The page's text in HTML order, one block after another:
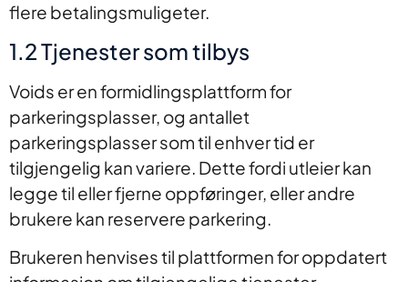
flere betalingsmuligeter.
1.2 Tjenester som tilbys
Voids er en formidlingsplattform for
parkeringsplasser, og antallet
parkeringsplasser som til enhver tid er
tilgjengelig kan variere. Dette fordi utleier kan
legge til eller fjerne oppføringer, eller andre
brukere kan reservere parkering.
Brukeren henvises til plattformen for oppdatert